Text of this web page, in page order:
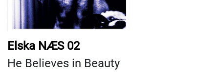
Elska NÆS 02
He Believes in Beauty